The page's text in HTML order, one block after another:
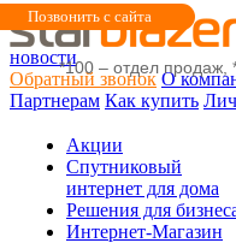
Позвонить с сайта
*100 – отдел продаж,
новости
Обратный звонок О
Партнерам Как купить
Акции
Cпутниковый
интернет для дома
Решения для
Интернет-Магазин